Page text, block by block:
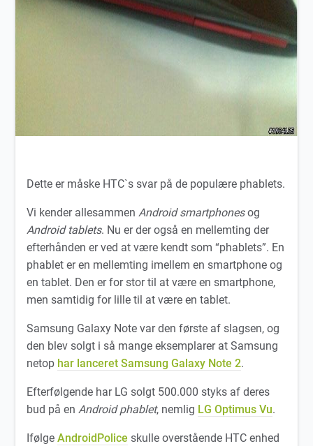
Dette er måske HTC`s svar på de populære phablets.
Vi kender allesammenAndroid smartphonesog
Android tablets. Nu er der også en mellemting der
efterhånden er ved at være kendt som “phablets”. En
phablet er en mellemting imellem en smartphone og
en tablet. Den er for stor til at være en smartphone,
men samtidig for lille til at være en tablet.
Samsung Galaxy Note var den første af slagsen, og
den blev solgt i så mange eksemplarer at Samsung
netop har lanceret Samsung Galaxy Note 2.
Efterfølgende har LG solgt 500.000 styks af deres
bud på enAndroid phablet, nemlig LG Optimus Vu.
IfølgeAndroidPolice skulle overstående HTC enhed